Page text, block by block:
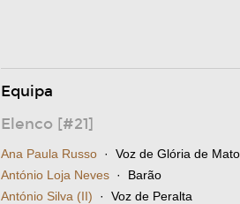
Equipa
Elenco [#21]
Ana Paula Russo · Voz de Glória de
António Loja Neves · Barão
António Silva (II) · Voz de Peralta